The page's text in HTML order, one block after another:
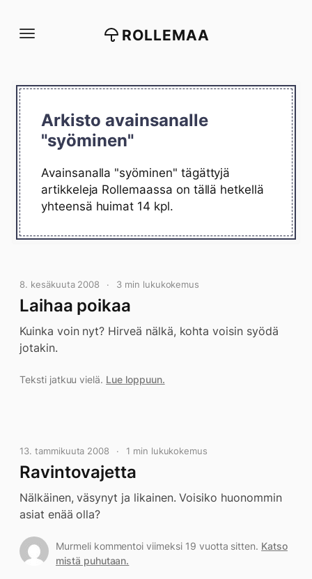
suoraan
ROLLEMAA
Arkisto avainsanalle
"syöminen"
Avainsanalla "syöminen" tägättyjä
artikkeleja Rollemaassa on tällä hetkellä
yhteensä huimat 14 kpl.
8. kesäkuuta 2008 3 min lukukokemus
Laihaa poikaa
Kuinka voin nyt? Hirveä nälkä, kohta voisin syödä
jotakin.
Teksti jatkuu vielä. Lue loppuun.
13. tammikuuta 2008 1 min lukukokemus
Ravintovajetta
Nälkäinen, väsynyt ja likainen. Voisiko huonommin
asiat enää olla?
Murmeli kommentoi viimeksi 19 vuotta sitten. Katso
mistä puhutaan.